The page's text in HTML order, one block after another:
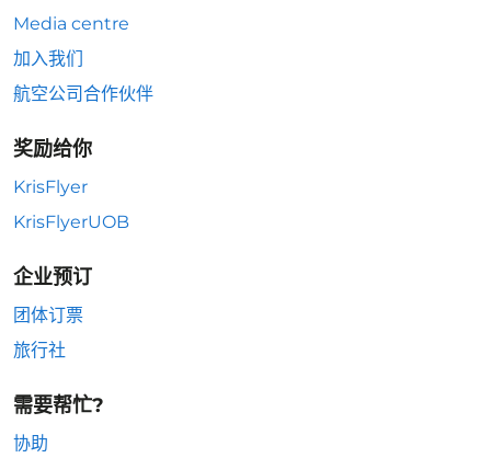
Media centre
加入我们
航空公司合作伙伴
奖励给你
KrisFlyer
KrisFlyerUOB
企业预订
团体订票
旅行社
需要帮忙?
协助